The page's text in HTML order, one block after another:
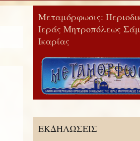
Μεταμόρφωσις:
Ιεράς Μητροπόλεως
Ικαρίας
ΕΚΔΗΛΩΣΕΙΣ